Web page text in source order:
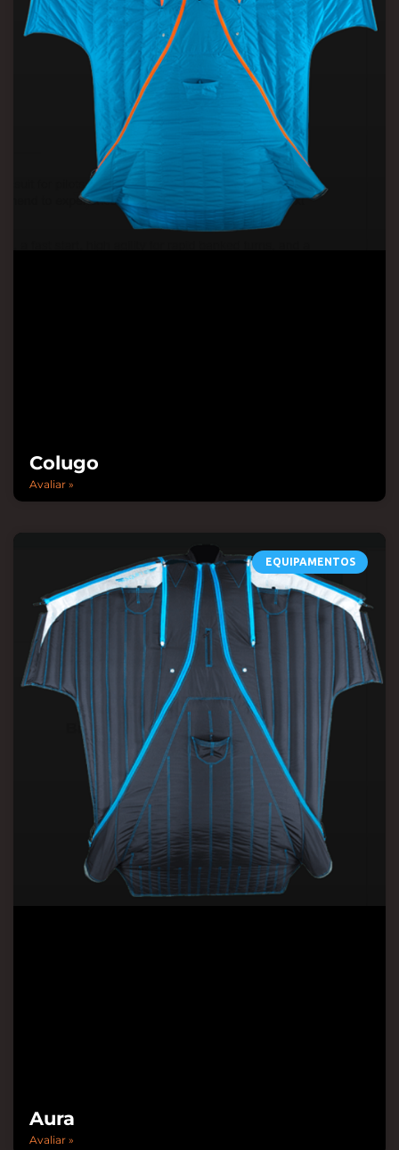
Colugo
Avaliar »
EQUIPAMENTOS
Aura
Avaliar »